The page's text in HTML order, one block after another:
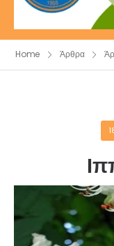
Home Άρθρα